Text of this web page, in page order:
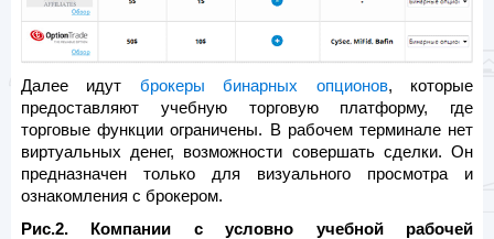
Далее идут брокеры бинарных опционов, которые
предоставляют учебную торговую платформу, где
торговые функции ограничены. В рабочем терминале нет
виртуальных денег, возможности совершать сделки. Он
предназначен только для визуального просмотра и
ознакомления с брокером.
Рис.2. Компании с условно учебной рабочей